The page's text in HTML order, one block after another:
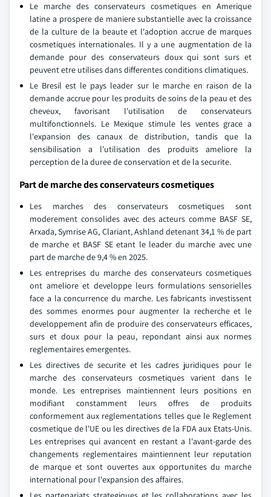
Le marche des conservateurs cosmetiques en Amerique
latine a prospere de maniere substantielle avec la croissance
de la culture de la beaute et l'adoption accrue de marques
cosmetiques internationales. Il y a une augmentation de la
demande pour des conservateurs doux qui sont surs et
peuvent etre utilises dans differentes conditions climatiques.
Le Bresil est le pays leader sur le marche en raison de la
demande accrue pour les produits de soins de la peau et des
cheveux, favorisant l'utilisation de conservateurs
multifonctionnels. Le Mexique stimule les ventes grace a
l'expansion des canaux de distribution, tandis que la
sensibilisation a l'utilisation des produits ameliore la
perception de la duree de conservation et de la securite.
Part de marche des conservateurs cosmetiques
Les marches des conservateurs cosmetiques sont
moderement consolides avec des acteurs comme BASF SE,
Arxada, Symrise AG, Clariant, Ashland detenant 34,1 % de part
de marche et BASF SE etant le leader du marche avec une
part de marche de 9,4 % en 2025.
Les entreprises du marche des conservateurs cosmetiques
ont ameliore et developpe leurs formulations sensorielles
face a la concurrence du marche. Les fabricants investissent
des sommes enormes pour augmenter la recherche et le
developpement afin de produire des conservateurs efficaces,
surs et doux pour la peau, repondant ainsi aux normes
reglementaires emergentes.
Les directives de securite et les cadres juridiques pour le
marche des conservateurs cosmetiques varient dans le
monde. Les entreprises maintiennent leurs positions en
modifiant constamment leurs offres de produits
conformement aux reglementations telles que le Reglement
cosmetique de l'UE ou les directives de la FDA aux Etats-Unis.
Les entreprises qui avancent en restant a l'avant-garde des
changements reglementaires maintiennent leur reputation
de marque et sont ouvertes aux opportunites du marche
international pour l'expansion des affaires.